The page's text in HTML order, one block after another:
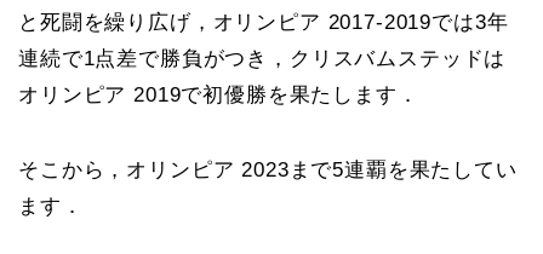
と死闘を繰り広げ，オリンピア 2017-2019では3年
連続で1点差で勝負がつき，クリスバムステッドは
オリンピア 2019で初優勝を果たします．
そこから，オリンピア 2023まで5連覇を果たしてい
ます．